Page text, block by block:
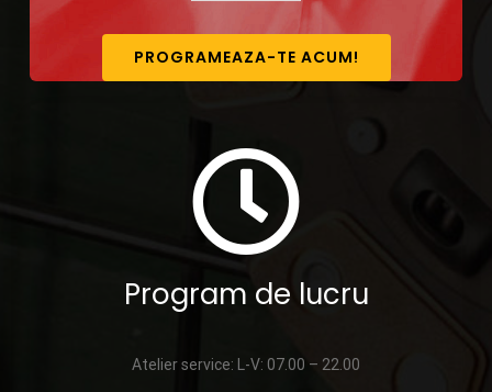
PROGRAMEAZA-TE ACUM!
Program de lucru
Atelier service: L-V: 07.00 – 22.00